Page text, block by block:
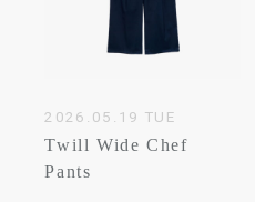
2026.05.19 TUE
Twill Wide Chef
Pants